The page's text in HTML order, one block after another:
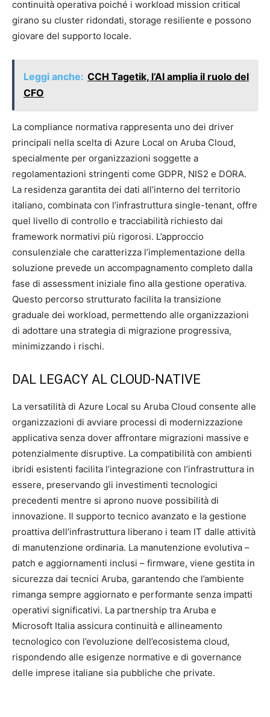
continuità operativa poiché i workload mission critical
girano su cluster ridondati, storage resiliente e possono
giovare del supporto locale.
Leggi anche: CCH Tagetik, l’AI amplia il ruolo del
CFO
La compliance normativa rappresenta uno dei driver
principali nella scelta di Azure Local on Aruba Cloud,
specialmente per organizzazioni soggette a
regolamentazioni stringenti come GDPR, NIS2 e DORA.
La residenza garantita dei dati all’interno del territorio
italiano, combinata con l’infrastruttura single-tenant, offre
quel livello di controllo e tracciabilità richiesto dai
framework normativi più rigorosi. L’approccio
consulenziale che caratterizza l’implementazione della
soluzione prevede un accompagnamento completo dalla
fase di assessment iniziale fino alla gestione operativa.
Questo percorso strutturato facilita la transizione
graduale dei workload, permettendo alle organizzazioni
di adottare una strategia di migrazione progressiva,
minimizzando i rischi.
DAL LEGACY AL CLOUD-NATIVE
La versatilità di Azure Local su Aruba Cloud consente alle
organizzazioni di avviare processi di modernizzazione
applicativa senza dover affrontare migrazioni massive e
potenzialmente disruptive. La compatibilità con ambienti
ibridi esistenti facilita l’integrazione con l’infrastruttura in
essere, preservando gli investimenti tecnologici
precedenti mentre si aprono nuove possibilità di
innovazione. Il supporto tecnico avanzato e la gestione
proattiva dell’infrastruttura liberano i team IT dalle attività
di manutenzione ordinaria. La manutenzione evolutiva –
patch e aggiornamenti inclusi – firmware, viene gestita in
sicurezza dai tecnici Aruba, garantendo che l’ambiente
rimanga sempre aggiornato e performante senza impatti
operativi significativi. La partnership tra Aruba e
Microsoft Italia assicura continuità e allineamento
tecnologico con l’evoluzione dell’ecosistema cloud,
rispondendo alle esigenze normative e di governance
delle imprese italiane sia pubbliche che private.